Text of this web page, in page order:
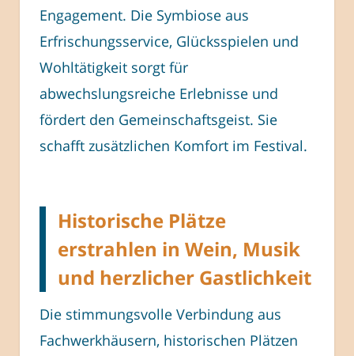
Engagement. Die Symbiose aus
Erfrischungsservice, Glücksspielen und
Wohltätigkeit sorgt für
abwechslungsreiche Erlebnisse und
fördert den Gemeinschaftsgeist. Sie
schafft zusätzlichen Komfort im Festival.
Historische Plätze
erstrahlen in Wein, Musik
und herzlicher Gastlichkeit
Die stimmungsvolle Verbindung aus
Fachwerkhäusern, historischen Plätzen